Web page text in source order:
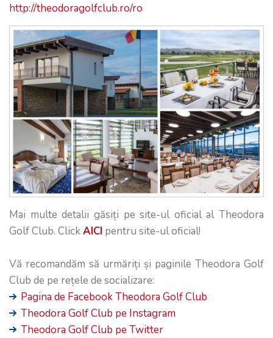
http://theodoragolfclub.ro/ro
Mai multe detalii găsiți pe site-ul oficial al Theodora
Golf Club. ClickAICI pentru site-ul oficial!
Vă recomandăm să urmăriți și paginile Theodora Golf
Club de pe rețele de socializare:
Pagina de Facebook Theodora Golf Club
Theodora Golf Club pe Instagram
Theodora Golf Club pe Twitter